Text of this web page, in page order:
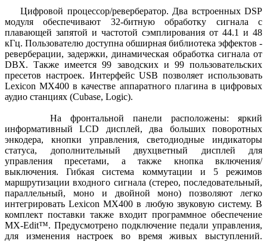
Цифровой процессор/ревербератор. Два встроенных DSP
модуля обеспечивают 32-битную обработку сигнала с
плавающей запятой и частотой сэмплирования от 44.1 и 48
кГц. Пользователю доступна обширная библиотека эффектов -
реверберации, задержки, динамическая обработка сигнала от
DBX. Также имеется 99 заводских и 99 пользовательских
пресетов настроек. Интерфейс USB позволяет использовать
Lexicon МХ400 в качестве аппаратного плагина в цифровых
аудио станциях (Cubase, Logic).
На фронтальной панели расположены: яркий
информативный LCD дисплей, два больших поворотных
энкодера, кнопки управления, светодиодные индикаторы
статуса, дополнительный двухцветный дисплей для
управления пресетами, а также кнопка включения/
выключения. Гибкая система коммутации и 5 режимов
маршрутизации входного сигнала (стерео, последовательный,
параллельный, моно и двойной моно) позволяют легко
интегрировать Lexicon MX400 в любую звуковую систему. В
комплект поставки также входит программное обеспечение
MX-Edit™. Предусмотрено подключение педали управления,
для изменения настроек во время живых выступлений.